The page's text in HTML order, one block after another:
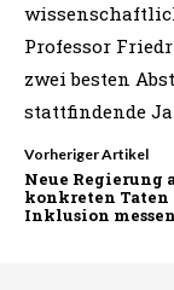
Professor
zwei besten
stattfindende
Vorheriger Artikel
Neue Regierung
konkreten Taten
Inklusion messen